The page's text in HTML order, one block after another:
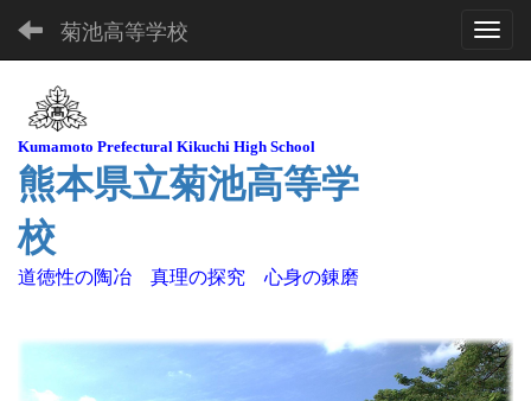
菊池高等学校
Kumamoto Prefectural Kikuchi High School
熊本県立菊池高等学
校
道徳性の陶冶 真理の探究 心身の錬磨